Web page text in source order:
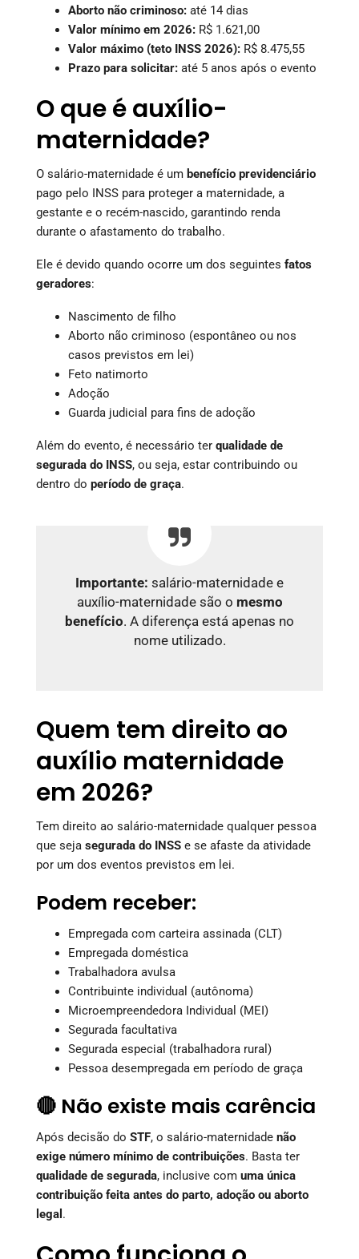
Aborto não criminoso: até 14 dias
Valor mínimo em 2026: R$ 1.621,00
Valor máximo (teto INSS 2026): R$ 8.475,55
Prazo para solicitar: até 5 anos após o evento
O que é auxílio-
maternidade?
O salário-maternidade é um benefício previdenciário
pago pelo INSS para proteger a maternidade, a
gestante e o recém-nascido, garantindo renda
durante o afastamento do trabalho.
Ele é devido quando ocorre um dos seguintes fatos
geradores:
Nascimento de filho
Aborto não criminoso (espontâneo ou nos
casos previstos em lei)
Feto natimorto
Adoção
Guarda judicial para fins de adoção
Além do evento, é necessário ter qualidade de
segurada do INSS, ou seja, estar contribuindo ou
dentro do período de graça.
Importante: salário-maternidade e
auxílio-maternidade são o mesmo
benefício. A diferença está apenas no
nome utilizado.
Quem tem direito ao
auxílio maternidade
em 2026?
Tem direito ao salário-maternidade qualquer pessoa
que seja segurada do INSS e se afaste da atividade
por um dos eventos previstos em lei.
Podem receber:
Empregada com carteira assinada (CLT)
Empregada doméstica
Trabalhadora avulsa
Contribuinte individual (autônoma)
Microempreendedora Individual (MEI)
Segurada facultativa
Segurada especial (trabalhadora rural)
Pessoa desempregada em período de graça
🔴 Não existe mais carência
Após decisão do STF, o salário-maternidade não
exige número mínimo de contribuições. Basta ter
qualidade de segurada, inclusive com uma única
contribuição feita antes do parto, adoção ou aborto
legal .